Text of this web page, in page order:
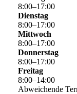
8:00–17:00
Dienstag
8:00–17:00
Mittwoch
8:00–17:00
Donnerstag
8:00–17:00
Freitag
8:00–14:00
Abweichende